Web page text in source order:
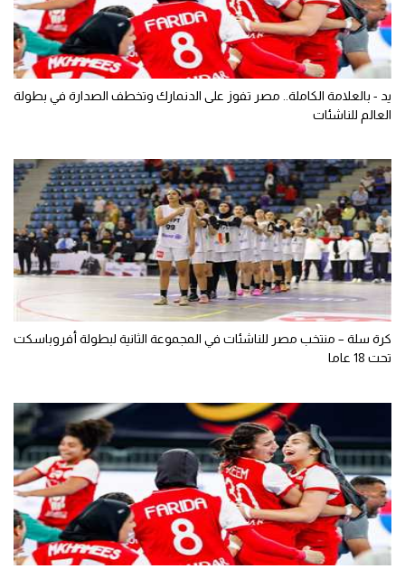
يد - بالعلامة الكاملة.. مصر تفوز على الدنمارك وتخطف الصدارة في بطولة
العالم للناشئات
كرة سلة – منتخب مصر للناشئات في المجموعة الثانية لبطولة أفروباسكت
تحت 18 عاما